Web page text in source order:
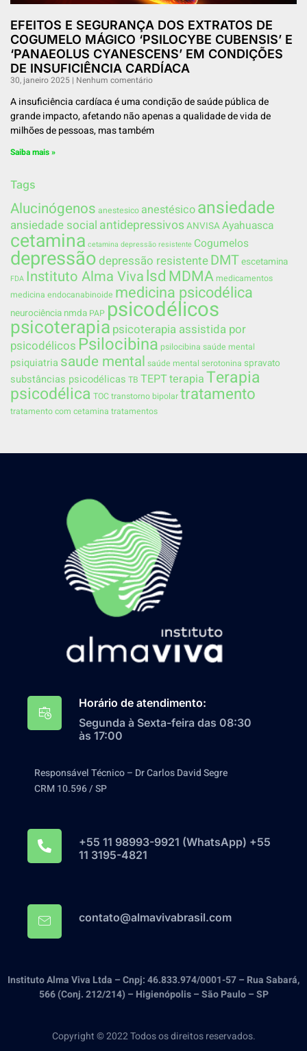
EFEITOS E SEGURANÇA DOS EXTRATOS DE
COGUMELO MÁGICO ‘PSILOCYBE CUBENSIS’ E
‘PANAEOLUS CYANESCENS’ EM CONDIÇÕES
DE INSUFICIÊNCIA CARDÍACA
30, janeiro 2025 Nenhum comentário
A insuficiência cardíaca é uma condição de saúde pública de
grande impacto, afetando não apenas a qualidade de vida de
milhões de pessoas, mas também
Saiba mais »
Tags
Alucinógenos anestesico anestésicoansiedade
ansiedade social antidepressivos ANVISAAyahuasca
cetamina cetamina depressão resistente Cogumelos
depressãodepressão resistenteDMTescetamina
FDA Instituto Alma VivalsdMDMA medicamentos
medicina endocanabinoide medicina psicodélica
neurociência nmda PAP psicodélicos
psicoterapiapsicoterapia assistida por
psicodélicos Psilocibina psilocibina saúde mental
psiquiatria saude mental saúde mental serotonina spravato
substâncias psicodélicas TB TEPTterapiaTerapia
psicodélica TOCtranstorno bipolartratamento
tratamento com cetamina tratamentos
Horário de atendimento:
Segunda à Sexta-feira das 08:30
às 17:00
Responsável Técnico – Dr Carlos David Segre
CRM 10.596 / SP
+55 11 98993-9921‬ (WhatsApp) +55
11 3195-4821
contato@almavivabrasil.com
Instituto Alma Viva Ltda – Cnpj: 46.833.974/0001-57 – Rua Sabará,
566 (Conj. 212/214) – Higienópolis – São Paulo – SP
Copyright © 2022 Todos os direitos reservados.